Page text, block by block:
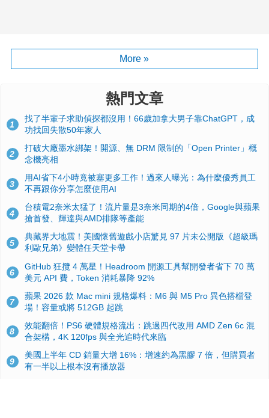
More »
熱門文章
1
找了半輩子求助偵探都沒用！66歲加拿大男子靠ChatGPT，成
功找回失散50年家人
2
打破大廠墨水綁架！開源、無 DRM 限制的「Open Printer」概
念機亮相
3
用AI省下4小時竟被塞更多工作！過來人曝光：為什麼優秀員工
不再跟你分享怎麼使用AI
4
台積電2奈米太猛了！流片量是3奈米同期的4倍，Google與蘋果
搶首發、輝達與AMD排隊等產能
5
典藏界大地震！美國懷舊遊戲小店驚見 97 片未公開版《超級瑪
利歐兄弟》變體任天堂卡帶
6
GitHub 狂攬 4 萬星！Headroom 開源工具幫開發者省下 70 萬
美元 API 費，Token 消耗暴降 92%
7
蘋果 2026 款 Mac mini 規格爆料：M6 與 M5 Pro 異色搭檔登
場！容量或將 512GB 起跳
8
效能翻倍！PS6 硬體規格流出：跳過四代改用 AMD Zen 6c 混
合架構，4K 120fps 與全光追時代來臨
9
美國上半年 CD 銷量大增 16%：增速約為黑膠 7 倍，但購買者
有一半以上根本沒有播放器